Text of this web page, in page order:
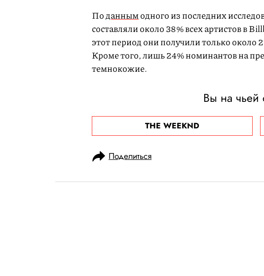
Поданнымодного из последних
составляли около 38% всех артистов в
этот период они получили только
Кроме того, лишь 24% номинантов на
темнокожие.
Вы на чьей
THE WEEKND
Поделиться